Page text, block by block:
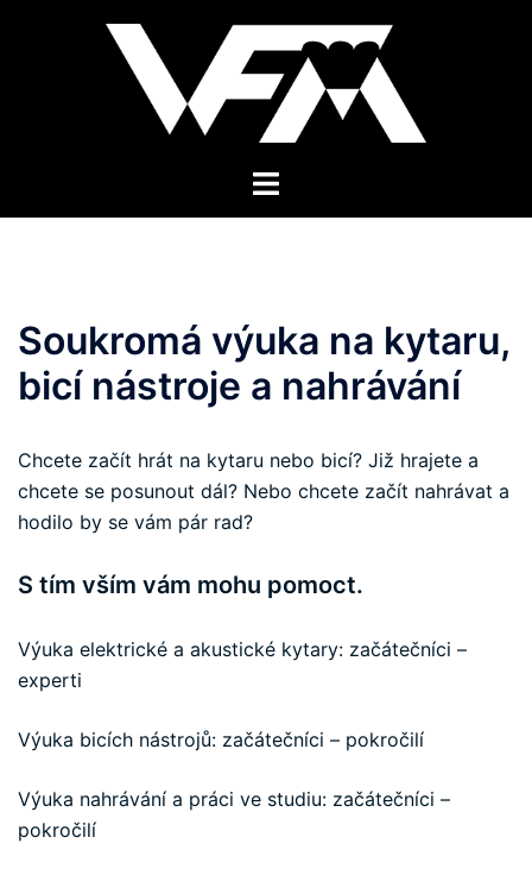
Toggle
Soukromá výuka na kytaru,
bicí nástroje a nahrávání
Chcete začít hrát na kytaru nebo bicí? Již hrajete a
chcete se posunout dál? Nebo chcete začít nahrávat a
hodilo by se vám pár rad?
S tím vším vám mohu pomoct.
Výuka elektrické a akustické kytary: začátečníci –
experti
Výuka bicích nástrojů: začátečníci – pokročilí
Výuka nahrávání a práci ve studiu: začátečníci –
pokročilí